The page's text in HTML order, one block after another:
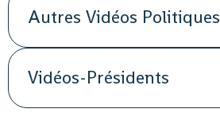
Autres Vidéos Politiques
Vidéos-Présidents